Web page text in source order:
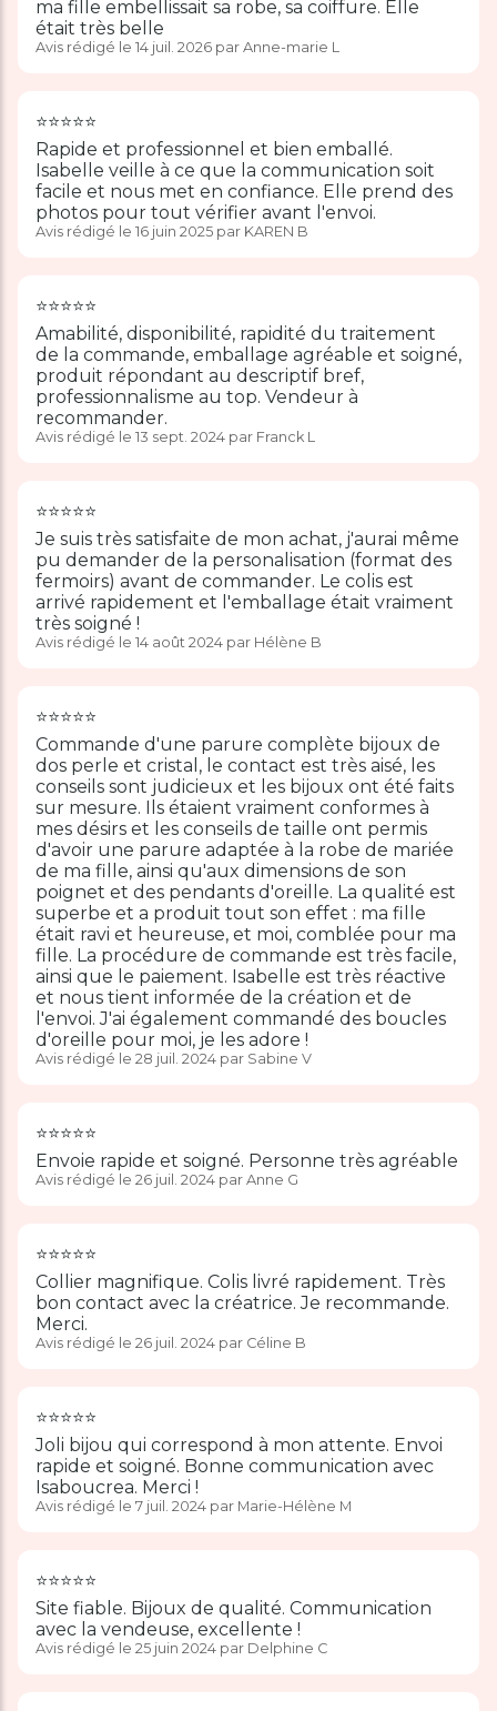
ma fille embellissait sa robe, sa coiffure. Elle
était très belle
Avis rédigé le 14 juil. 2026 par Anne-marie L
⭐️⭐️⭐️⭐️⭐️
Rapide et professionnel et bien emballé.
Isabelle veille à ce que la communication soit
facile et nous met en confiance. Elle prend des
photos pour tout vérifier avant l'envoi.
Avis rédigé le 16 juin 2025 par KAREN B
⭐️⭐️⭐️⭐️⭐️
Amabilité, disponibilité, rapidité du traitement
de la commande, emballage agréable et soigné,
produit répondant au descriptif bref,
professionnalisme au top. Vendeur à
recommander.
Avis rédigé le 13 sept. 2024 par Franck L
⭐️⭐️⭐️⭐️⭐️
Je suis très satisfaite de mon achat, j'aurai même
pu demander de la personalisation (format des
fermoirs) avant de commander. Le colis est
arrivé rapidement et l'emballage était vraiment
très soigné !
Avis rédigé le 14 août 2024 par Hélène B
⭐️⭐️⭐️⭐️⭐️
Commande d'une parure complète bijoux de
dos perle et cristal, le contact est très aisé, les
conseils sont judicieux et les bijoux ont été faits
sur mesure. Ils étaient vraiment conformes à
mes désirs et les conseils de taille ont permis
d'avoir une parure adaptée à la robe de mariée
de ma fille, ainsi qu'aux dimensions de son
poignet et des pendants d'oreille. La qualité est
superbe et a produit tout son effet : ma fille
était ravi et heureuse, et moi, comblée pour ma
fille. La procédure de commande est très facile,
ainsi que le paiement. Isabelle est très réactive
et nous tient informée de la création et de
l'envoi. J'ai également commandé des boucles
d'oreille pour moi, je les adore !
Avis rédigé le 28 juil. 2024 par Sabine V
⭐️⭐️⭐️⭐️⭐️
Envoie rapide et soigné. Personne très agréable
Avis rédigé le 26 juil. 2024 par Anne G
⭐️⭐️⭐️⭐️⭐️
Collier magnifique. Colis livré rapidement. Très
bon contact avec la créatrice. Je recommande.
Merci.
Avis rédigé le 26 juil. 2024 par Céline B
⭐️⭐️⭐️⭐️⭐️
Joli bijou qui correspond à mon attente. Envoi
rapide et soigné. Bonne communication avec
Isaboucrea. Merci !
Avis rédigé le 7 juil. 2024 par Marie-Hélène M
⭐️⭐️⭐️⭐️⭐️
Site fiable. Bijoux de qualité. Communication
avec la vendeuse, excellente !
Avis rédigé le 25 juin 2024 par Delphine C